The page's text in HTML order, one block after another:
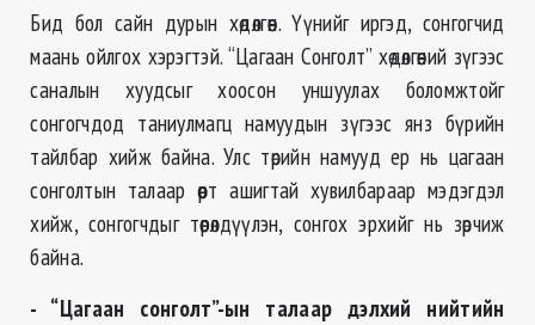
Бид бол сайн дурын хөдөлгөөн. Үүнийг иргэд, сонгогчид
маань ойлгох хэрэгтэй. “Цагаан Сонголт” хөдөлгөөний зүгээс
саналын хуудсыг хоосон уншуулах боломжтойг
сонгогчдод таниулмагц намуудын зүгээс янз бүрийн
тайлбар хийж байна. Улс төрийн намууд ер нь цагаан
сонголтын талаар өөрт ашигтай хувилбараар мэдэгдэл
хийж, сонгогчдыг төөрөлдүүлэн, сонгох эрхийг нь зөрчиж
байна.
- “Цагаан сонголт”-ын талаар дэлхий нийтийн